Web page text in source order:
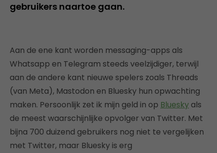
gebruikers naartoe gaan.
Aan de ene kant worden messaging-apps als
Whatsapp en Telegram steeds veelzijdiger, terwijl
aan de andere kant nieuwe spelers zoals Threads
(van Meta), Mastodon en Bluesky hun opwachting
maken. Persoonlijk zet ik mijn geld in op Bluesky als
de meest waarschijnlijke opvolger van Twitter. Met
bijna 700 duizend gebruikers nog niet te vergelijken
met Twitter, maar Bluesky is erg